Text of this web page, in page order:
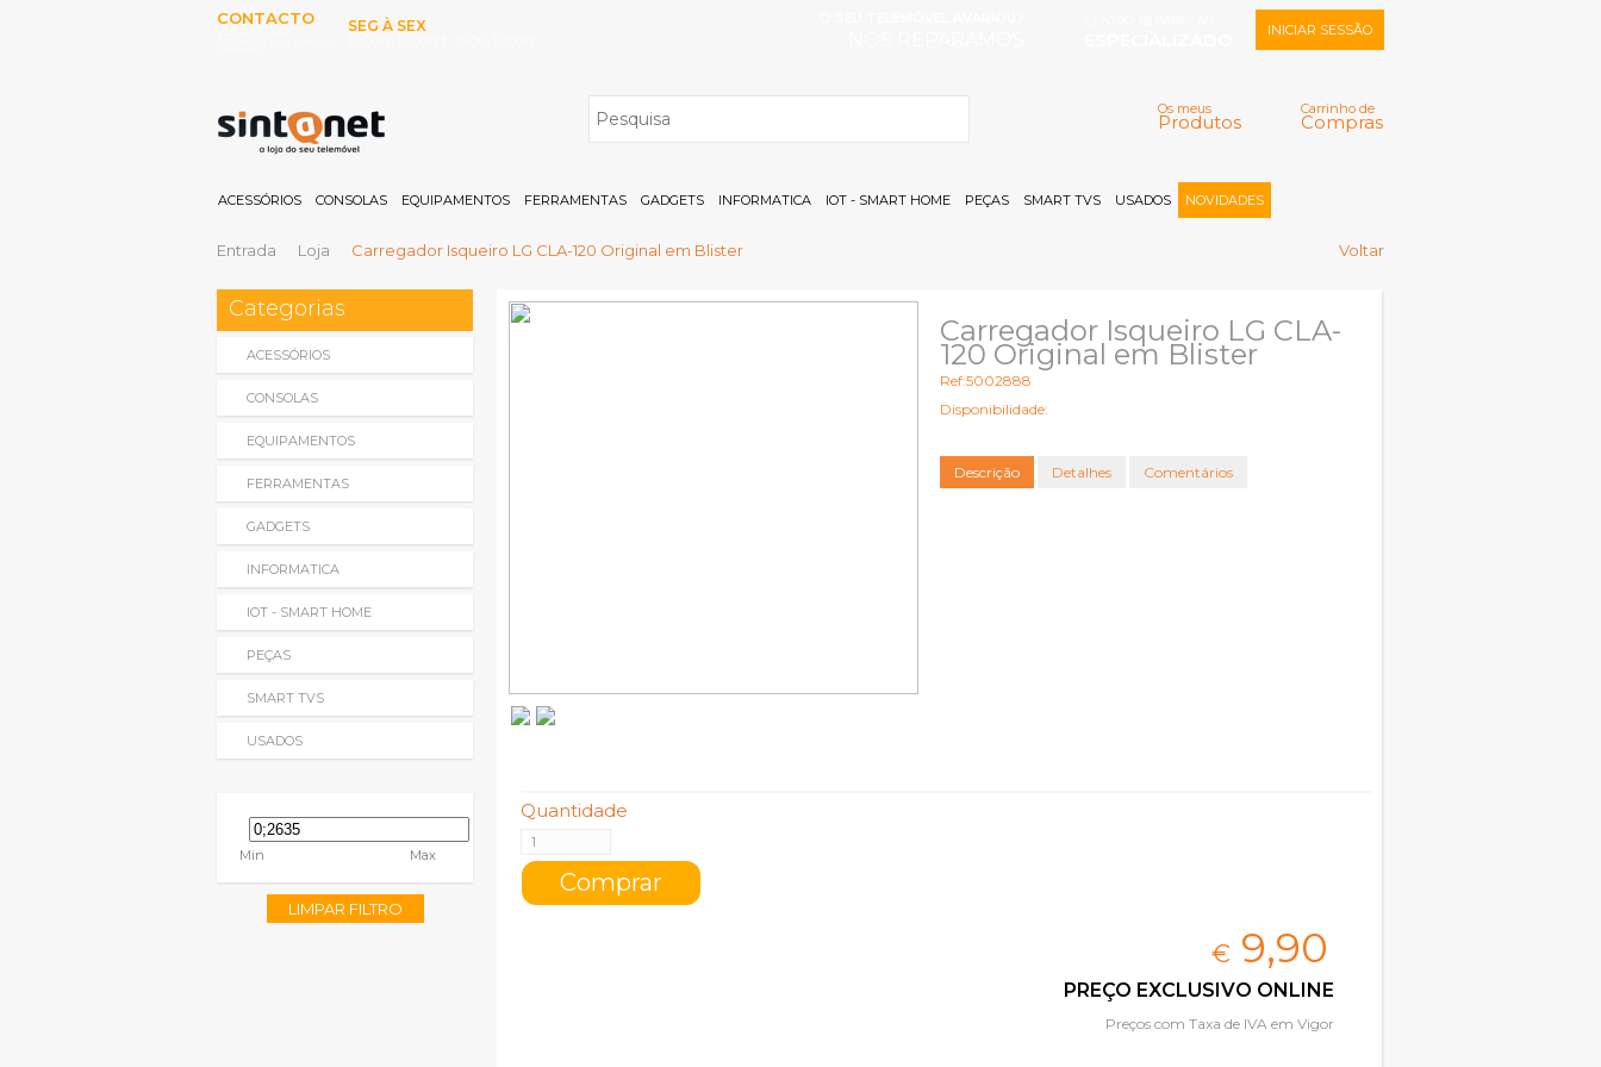
CONTACTO
SEG À SEX
Carrinho de
Compras
Os meus
Produtos
INICIAR SESSÃO
Memorizar
Registar |
ACESSÓRIOS CONSOLAS EQUIPAMENTOS FERRAMENTAS GADGETS INFORMATICA IOT - SMART HOME PEÇAS SMART TVS USADOS NOVIDADES
Entrada Loja Carregador Isqueiro LG CLA-120 Original em Blister Voltar
Categorias
ACESSÓRIOS
CONSOLAS
EQUIPAMENTOS
FERRAMENTAS
GADGETS
INFORMATICA
IOT - SMART HOME
PEÇAS
SMART TVS
USADOS
Min Max
LIMPAR FILTRO
Carregador Isqueiro LG CLA-
120 Original em Blister
Ref:5002888
Disponibilidade:
Descrição Detalhes Comentários
Quantidade
€ 9,90
PREÇO EXCLUSIVO ONLINE
Preços com Taxa de IVA em Vigor